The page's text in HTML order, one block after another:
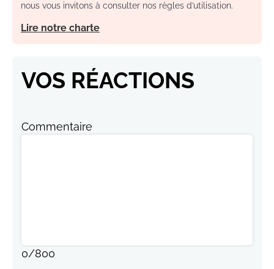
nous vous invitons à consulter nos règles d’utilisation.
Lire notre charte
VOS RÉACTIONS
Commentaire
0/800